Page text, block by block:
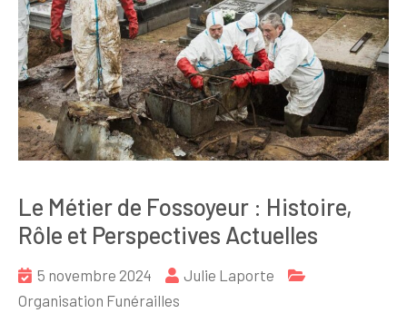
Le Métier de Fossoyeur : Histoire,
Rôle et Perspectives Actuelles
5 novembre 2024
Julie Laporte
Organisation Funérailles